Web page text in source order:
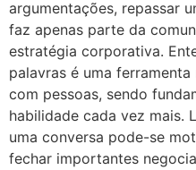
argumentações, repassar
faz apenas parte da
estratégia corporativa.
palavras é uma
com pessoas, sendo
habilidade cada vez mais.
uma conversa pode-se
fechar importantes